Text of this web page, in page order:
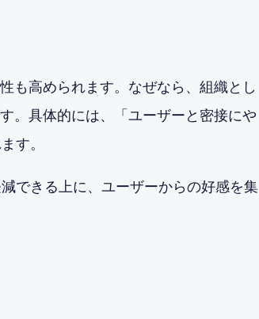
も高められます。なぜなら、組織とし
。具体的には、「ユーザーと密接にや
す。
できる上に、ユーザーからの好感を集